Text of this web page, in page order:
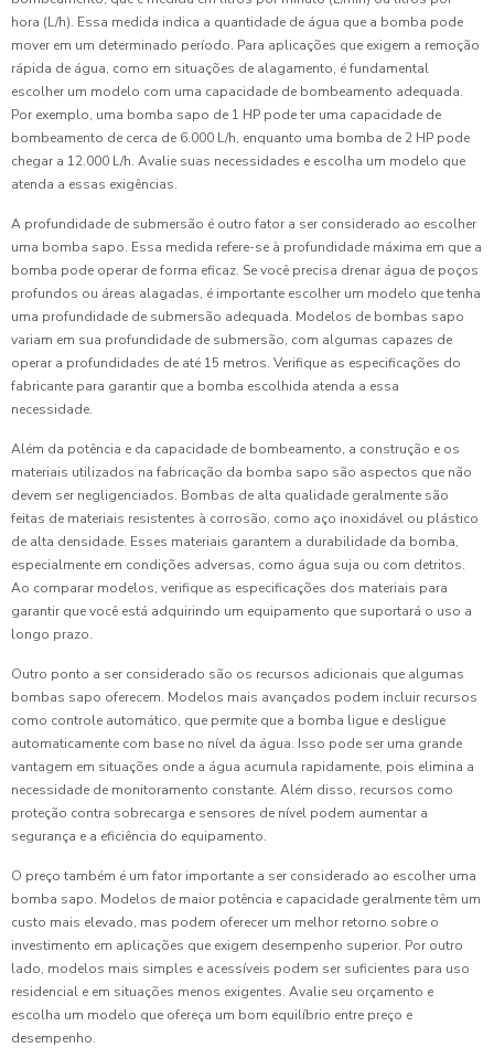
hora (L/h). Essa medida indica a quantidade de água que a bomba pode
mover em um determinado período. Para aplicações que exigem a remoção
rápida de água, como em situações de alagamento, é fundamental
escolher um modelo com uma capacidade de bombeamento adequada.
Por exemplo, uma bomba sapo de 1 HP pode ter uma capacidade de
bombeamento de cerca de 6.000 L/h, enquanto uma bomba de 2 HP pode
chegar a 12.000 L/h. Avalie suas necessidades e escolha um modelo que
atenda a essas exigências.
A profundidade de submersão é outro fator a ser considerado ao escolher
uma bomba sapo. Essa medida refere-se à profundidade máxima em que a
bomba pode operar de forma eficaz. Se você precisa drenar água de poços
profundos ou áreas alagadas, é importante escolher um modelo que tenha
uma profundidade de submersão adequada. Modelos de bombas sapo
variam em sua profundidade de submersão, com algumas capazes de
operar a profundidades de até 15 metros. Verifique as especificações do
fabricante para garantir que a bomba escolhida atenda a essa
necessidade.
Além da potência e da capacidade de bombeamento, a construção e os
materiais utilizados na fabricação da bomba sapo são aspectos que não
devem ser negligenciados. Bombas de alta qualidade geralmente são
feitas de materiais resistentes à corrosão, como aço inoxidável ou plástico
de alta densidade. Esses materiais garantem a durabilidade da bomba,
especialmente em condições adversas, como água suja ou com detritos.
Ao comparar modelos, verifique as especificações dos materiais para
garantir que você está adquirindo um equipamento que suportará o uso a
longo prazo.
Outro ponto a ser considerado são os recursos adicionais que algumas
bombas sapo oferecem. Modelos mais avançados podem incluir recursos
como controle automático, que permite que a bomba ligue e desligue
automaticamente com base no nível da água. Isso pode ser uma grande
vantagem em situações onde a água acumula rapidamente, pois elimina a
necessidade de monitoramento constante. Além disso, recursos como
proteção contra sobrecarga e sensores de nível podem aumentar a
segurança e a eficiência do equipamento.
O preço também é um fator importante a ser considerado ao escolher uma
bomba sapo. Modelos de maior potência e capacidade geralmente têm um
custo mais elevado, mas podem oferecer um melhor retorno sobre o
investimento em aplicações que exigem desempenho superior. Por outro
lado, modelos mais simples e acessíveis podem ser suficientes para uso
residencial e em situações menos exigentes. Avalie seu orçamento e
escolha um modelo que ofereça um bom equilíbrio entre preço e
desempenho.